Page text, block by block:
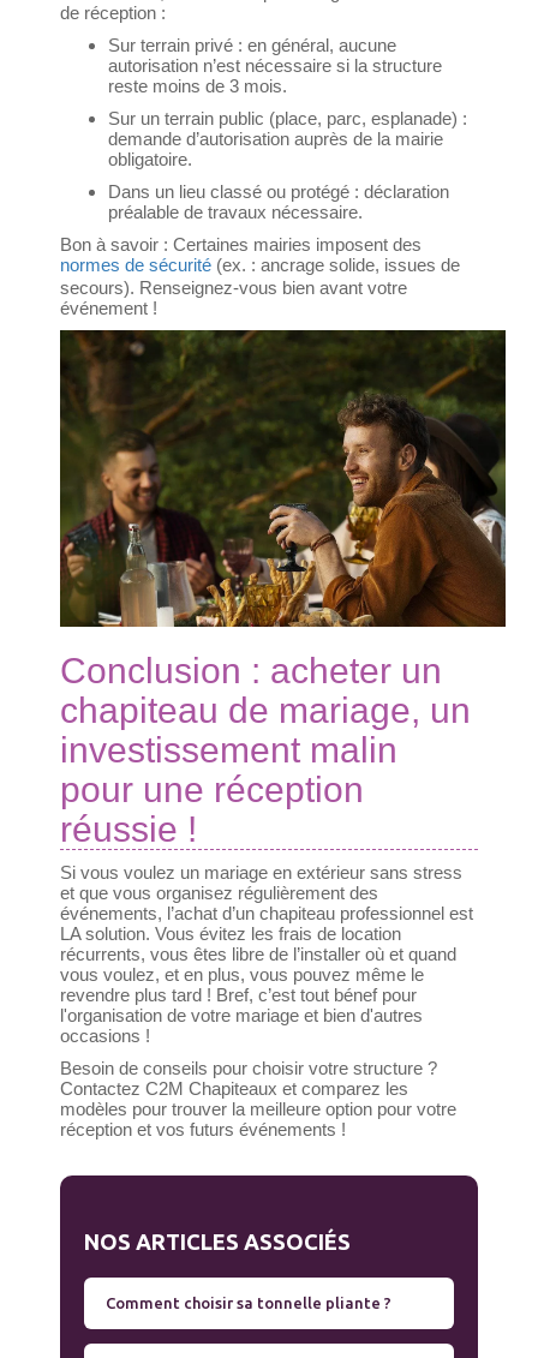
de réception :
Sur terrain privé : en général, aucune
autorisation n’est nécessaire si la structure
reste moins de 3 mois.
Sur un terrain public (place, parc, esplanade) :
demande d’autorisation auprès de la mairie
obligatoire.
Dans un lieu classé ou protégé : déclaration
préalable de travaux nécessaire.
Bon à savoir : Certaines mairies imposent des
normes de sécurité (ex. : ancrage solide, issues de
secours). Renseignez-vous bien avant votre
événement !
Conclusion : acheter un
chapiteau de mariage, un
investissement malin
pour une réception
réussie !
Si vous voulez un mariage en extérieur sans stress
et que vous organisez régulièrement des
événements, l’achat d’un chapiteau professionnel est
LA solution. Vous évitez les frais de location
récurrents, vous êtes libre de l’installer où et quand
vous voulez, et en plus, vous pouvez même le
revendre plus tard ! Bref, c’est tout bénef pour
l'organisation de votre mariage et bien d'autres
occasions !
Besoin de conseils pour choisir votre structure ?
Contactez C2M Chapiteaux et comparez les
modèles pour trouver la meilleure option pour votre
réception et vos futurs événements !
NOS ARTICLES ASSOCIÉS
Comment choisir sa tonnelle pliante ?